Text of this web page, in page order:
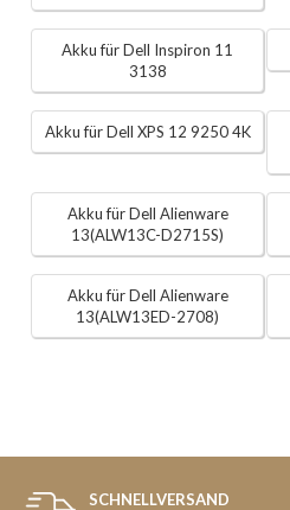
Akku für Dell Inspiron 11
3138
Akku für Dell XPS 12 9250 4K
Akku für Dell Alienware
13(ALW13C-D2715S)
Akku für Dell Alienware
13(ALW13ED-2708)
SCHNELLVERSAND